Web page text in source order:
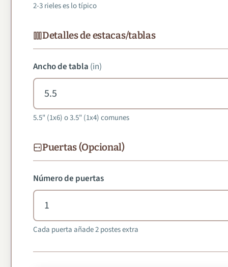
2-3 rieles es lo típico
Detalles de estacas/tablas
Ancho de tabla (in)
5.5" (1x6) o 3.5" (1x4) comunes
Puertas (Opcional)
Número de puertas
Cada puerta añade 2 postes extra